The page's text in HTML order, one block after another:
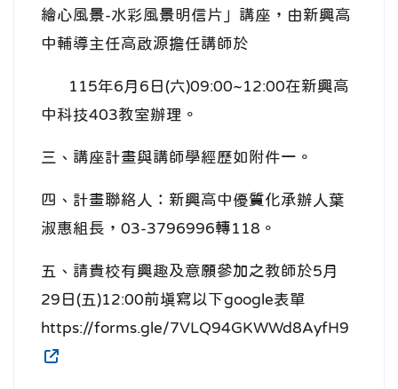
繪心風景-水彩風景明信片」講座，由新興高
中輔導主任高啟源擔任講師於
115年6月6日(六)09:00~12:00在新興高
中科技403教室辦理。
三、講座計畫與講師學經歷如附件一。
四、計畫聯絡人：新興高中優質化承辦人葉
淑惠組長，03-3796996轉118。
五、請貴校有興趣及意願參加之教師於5月
29日(五)12:00前填寫以下google表單
https://forms.gle/7VLQ94GKWWd8AyfH9